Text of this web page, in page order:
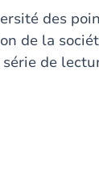
des
de la
de